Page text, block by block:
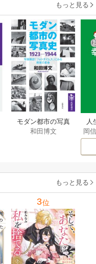
もっと見る
モダン都市の写真
史 1923－1944
和田博文
人
教
岡
もっと見る
3位